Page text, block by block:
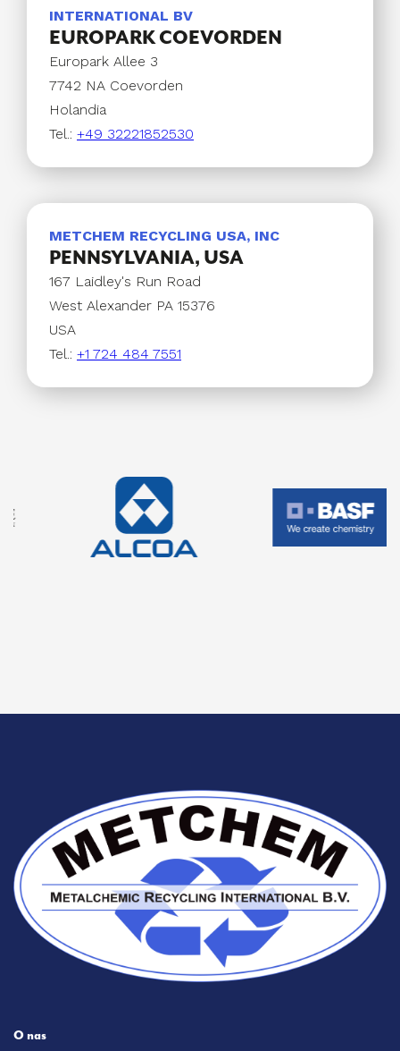
INTERNATIONAL BV
EUROPARK COEVORDEN
Europark Allee 3
7742 NA Coevorden
Holandia
Tel.: +49 32221852530
METCHEM RECYCLING USA, INC
PENNSYLVANIA, USA
167 Laidley's Run Road
West Alexander PA 15376
USA
Tel.: +1 724 484 7551
O nas